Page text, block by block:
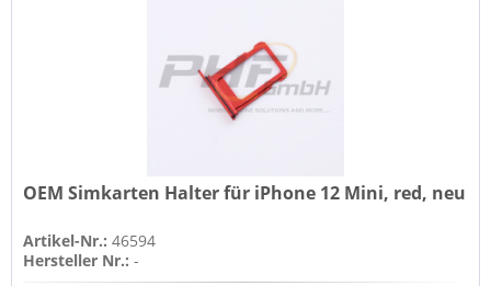
OEM Simkarten Halter für iPhone 12 Mini, red, neu
Artikel-Nr.:46594
Hersteller Nr.:-